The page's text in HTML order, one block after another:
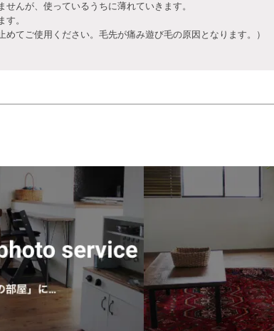
んが、使っているうちに薄れていきます。
す。
てご使用ください。毛先が痛み遊び毛の原因となります。）